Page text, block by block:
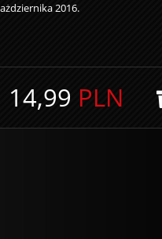
2016.
14,99 PLN